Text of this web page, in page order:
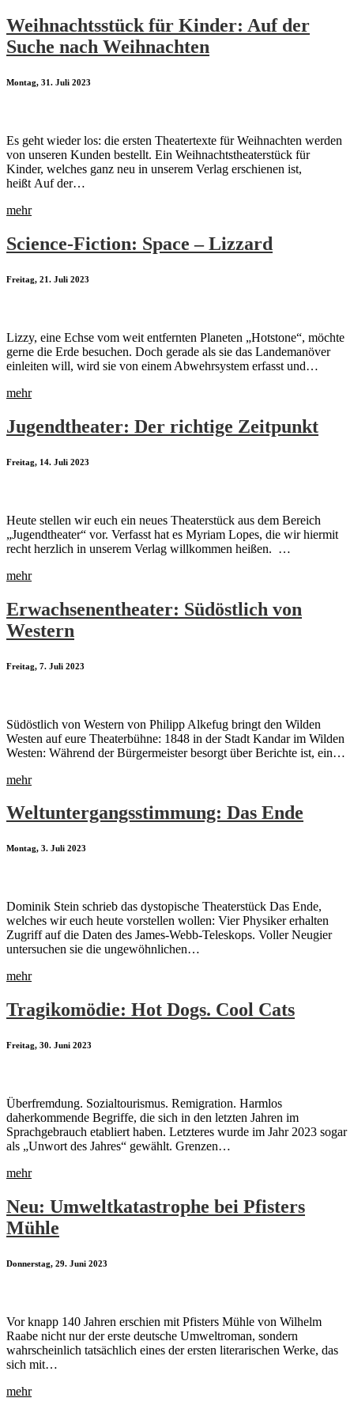
Weihnachtsstück für Kinder: Auf der
Suche nach Weihnachten
Montag, 31. Juli 2023
Es geht wieder los: die ersten Theatertexte für Weihnachten werden
von unseren Kunden bestellt. Ein Weihnachtstheaterstück für
Kinder, welches ganz neu in unserem Verlag erschienen ist,
heißt Auf der…
mehr
Science-Fiction: Space – Lizzard
Freitag, 21. Juli 2023
Lizzy, eine Echse vom weit entfernten Planeten „Hotstone“, möchte
gerne die Erde besuchen. Doch gerade als sie das Landemanöver
einleiten will, wird sie von einem Abwehrsystem erfasst und…
mehr
Jugendtheater: Der richtige Zeitpunkt
Freitag, 14. Juli 2023
Heute stellen wir euch ein neues Theaterstück aus dem Bereich
„Jugendtheater“ vor. Verfasst hat es Myriam Lopes, die wir hiermit
recht herzlich in unserem Verlag willkommen heißen. …
mehr
Erwachsenentheater: Südöstlich von
Western
Freitag, 7. Juli 2023
Südöstlich von Western von Philipp Alkefug bringt den Wilden
Westen auf eure Theaterbühne: 1848 in der Stadt Kandar im Wilden
Westen: Während der Bürgermeister besorgt über Berichte ist, ein…
mehr
Weltuntergangsstimmung: Das Ende
Montag, 3. Juli 2023
Dominik Stein schrieb das dystopische Theaterstück Das Ende,
welches wir euch heute vorstellen wollen: Vier Physiker erhalten
Zugriff auf die Daten des James-Webb-Teleskops. Voller Neugier
untersuchen sie die ungewöhnlichen…
mehr
Tragikomödie: Hot Dogs. Cool Cats
Freitag, 30. Juni 2023
Überfremdung. Sozialtourismus. Remigration. Harmlos
daherkommende Begriffe, die sich in den letzten Jahren im
Sprachgebrauch etabliert haben. Letzteres wurde im Jahr 2023 sogar
als „Unwort des Jahres“ gewählt. Grenzen…
mehr
Neu: Umweltkatastrophe bei Pfisters
Mühle
Donnerstag, 29. Juni 2023
Vor knapp 140 Jahren erschien mit Pfisters Mühle von Wilhelm
Raabe nicht nur der erste deutsche Umweltroman, sondern
wahrscheinlich tatsächlich eines der ersten literarischen Werke, das
sich mit…
mehr